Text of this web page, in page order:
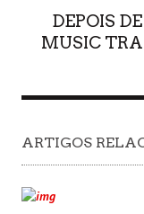
DEPOIS
MUSIC
ARTIGOS